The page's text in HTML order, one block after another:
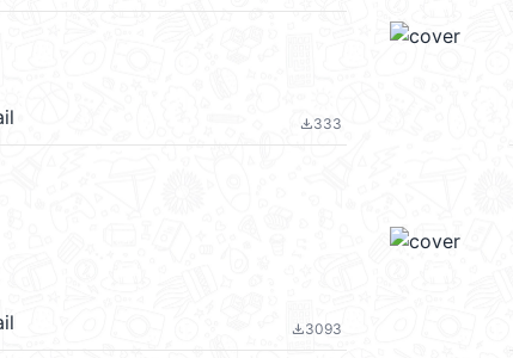
file_download333
file_download3093